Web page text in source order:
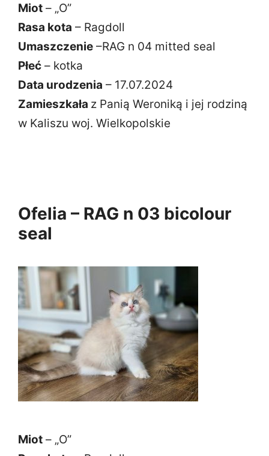
Miot – „O”
Rasa kota – Ragdoll
Umaszczenie –RAG n 04 mitted seal
Płeć – kotka
Data urodzenia – 17.07.2024
Zamieszkała z Panią Weroniką i jej rodziną
w Kaliszu woj. Wielkopolskie
Ofelia – RAG n 03 bicolour
seal
Miot – „O”